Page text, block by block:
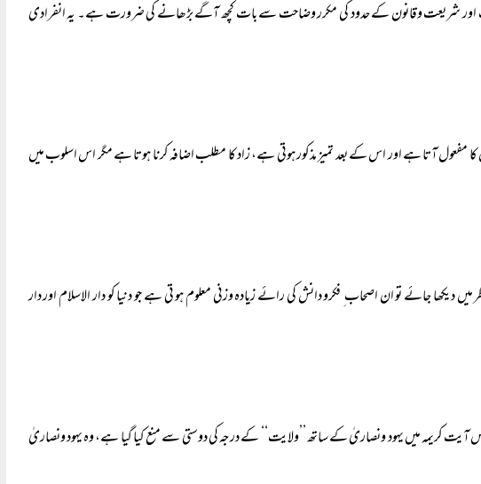
اور شریعت وقانون کے حدود کی مکرر وضاحت سے بات کچھ آگے بڑھانے کی ضرورت ہے۔ یہ انفرادی
آتا ہے اور اس کے بعد تمیز مذکور ہوتی ہے، زاد کا مطلب اضافہ کرنا ہوتا ہے مگر اس اسلوب میں
جائے تو ان اصحاب ِ فکرو دانش کی رائے زیادہ وزنی معلوم ہو تی ہے جو دنیا کو دار الاسلام اور دار
کریمہ میں یہود ونصاریٰ کے ساتھ ’’ولایت‘‘ کے درجہ کی دوستی سے منع کیا گیا ہے، وہ یہود ونصاریٰ